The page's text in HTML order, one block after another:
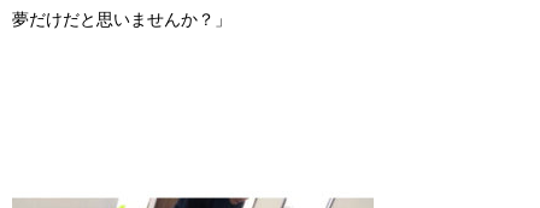
夢だけだと思いませんか？」